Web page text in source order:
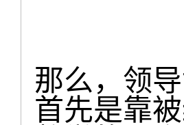
那么，领
首先是靠